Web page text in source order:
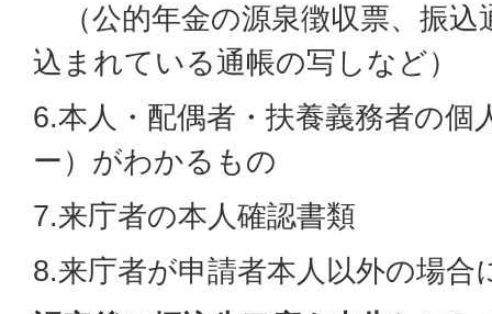
（公的年金の源泉徴収票、振込
込まれている通帳の写しなど）
6.本人・配偶者・扶養義務者の個
ー）がわかるもの
7.来庁者の本人確認書類
8.来庁者が申請者本人以外の場合